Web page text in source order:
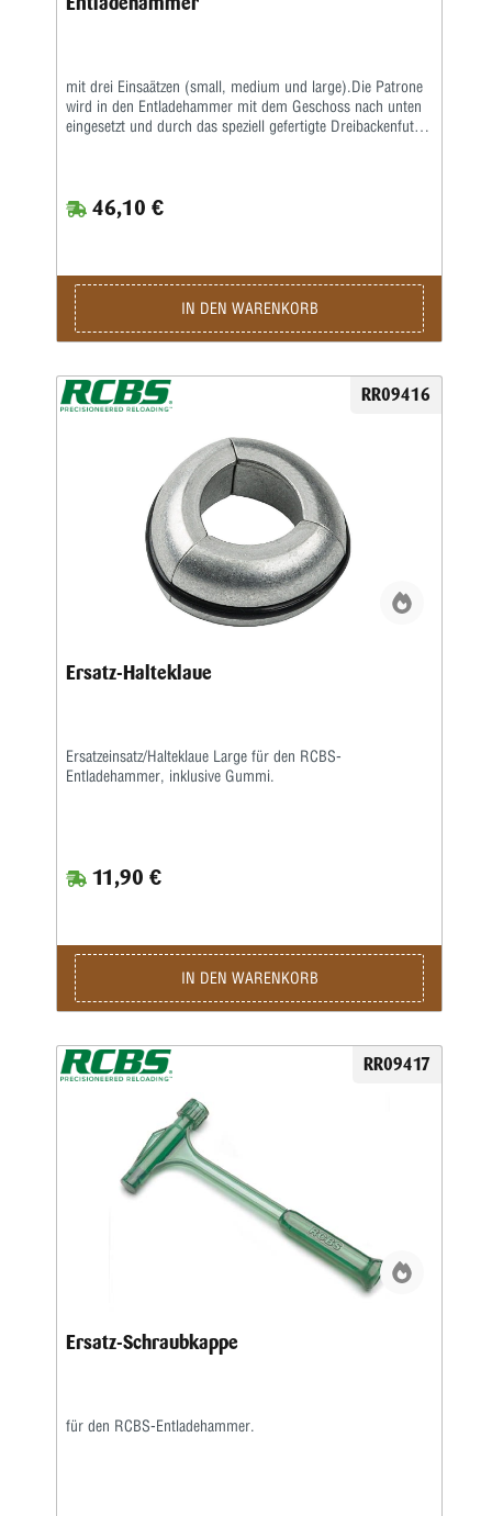
mit drei Einsaätzen (small, medium und large).Die Patrone
wird in den Entladehammer mit dem Geschoss nach unten
eingesetzt und durch das speziell gefertigte Dreibackenfutter
Komponenten entfernen.Geeignet für die meisten
Zentralfeuerpatronen.
46,10 €
IN DEN WARENKORB
RR09416
Ersatz-Halteklaue
Ersatzeinsatz/Halteklaue Large für den RCBS-
Entladehammer, inklusive Gummi.
11,90 €
IN DEN WARENKORB
RR09417
Ersatz-Schraubkappe
für den RCBS-Entladehammer.